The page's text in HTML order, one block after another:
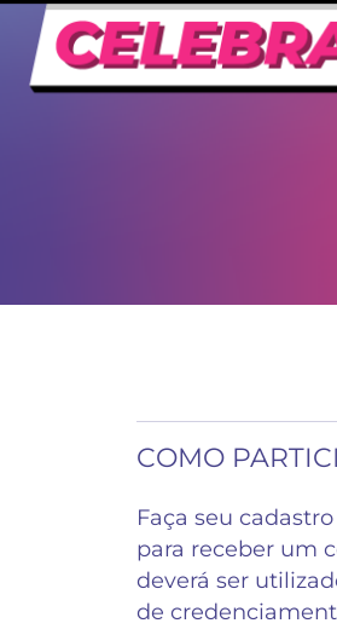
COMO
Faça seu
para receber um
deverá ser
de